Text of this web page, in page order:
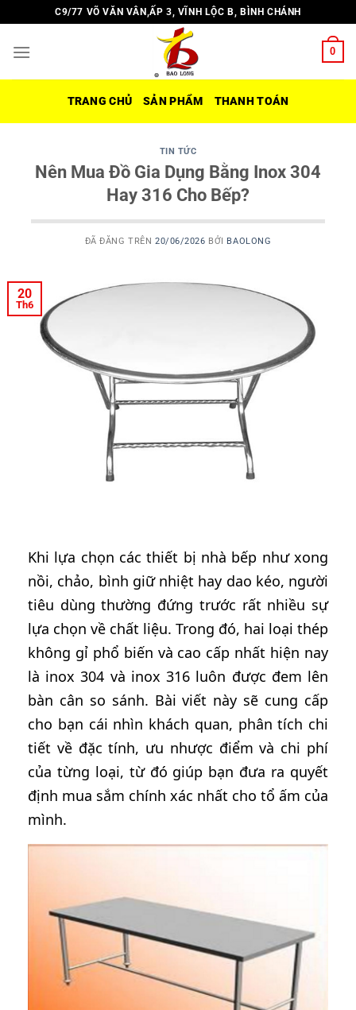
đến
nội
C9/77 VÕ VĂN VÂN,ẤP 3, VĨNH LỘC B, BÌNH CHÁNH
0
TRANG CHỦ SẢN PHẨM THANH TOÁN
TIN TỨC
Nên Mua Đồ Gia Dụng Bằng Inox 304
Hay 316 Cho Bếp?
ĐÃ ĐĂNG TRÊN 20/06/2026 BỞI BAOLONG
20
Th6
Khi lựa chọn các thiết bị nhà bếp như xong
nồi, chảo, bình giữ nhiệt hay dao kéo, người
tiêu dùng thường đứng trước rất nhiều sự
lựa chọn về chất liệu. Trong đó, hai loại thép
không gỉ phổ biến và cao cấp nhất hiện nay
là inox 304 và inox 316 luôn được đem lên
bàn cân so sánh. Bài viết này sẽ cung cấp
cho bạn cái nhìn khách quan, phân tích chi
tiết về đặc tính, ưu nhược điểm và chi phí
của từng loại, từ đó giúp bạn đưa ra quyết
định mua sắm chính xác nhất cho tổ ấm của
mình.